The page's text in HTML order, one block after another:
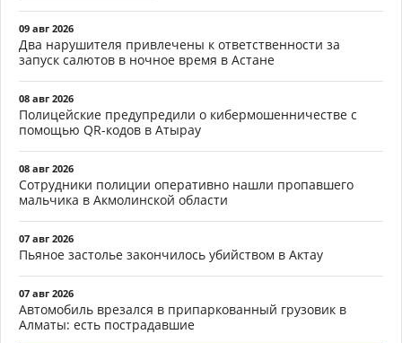
09 авг 2026
Два нарушителя привлечены к ответственности за
запуск салютов в ночное время в Астане
08 авг 2026
Полицейские предупредили о кибермошенничестве с
помощью QR-кодов в Атырау
08 авг 2026
Сотрудники полиции оперативно нашли пропавшего
мальчика в Акмолинской области
07 авг 2026
Пьяное застолье закончилось убийством в Актау
07 авг 2026
Автомобиль врезался в припаркованный грузовик в
Алматы: есть пострадавшие